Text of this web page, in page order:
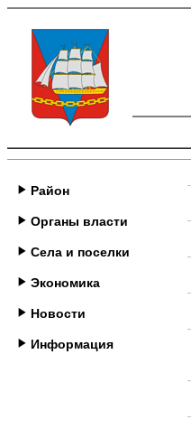
Район
Органы власти
Села и поселки
Экономика
Новости
Информация